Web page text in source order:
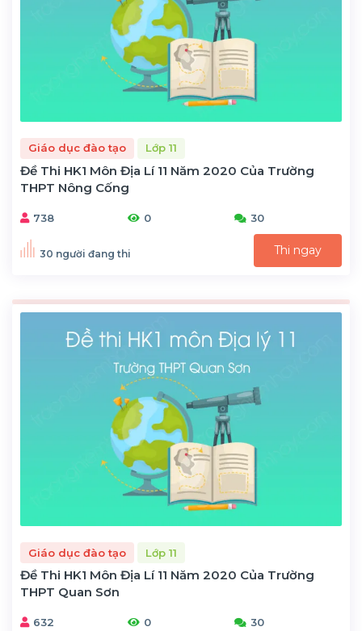
Giáo dục đào tạo Lớp 11
Đề Thi HK1 Môn Địa Lí 11 Năm 2020 Của Trường
THPT Nông Cống
738 0 30
30 người đang thi Thi ngay
Giáo dục đào tạo Lớp 11
Đề Thi HK1 Môn Địa Lí 11 Năm 2020 Của Trường
THPT Quan Sơn
632 0 30